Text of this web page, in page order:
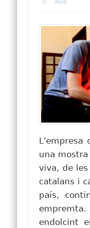
L’empresa
una
viva, de
catalans i
país,
empremta.
endolcint